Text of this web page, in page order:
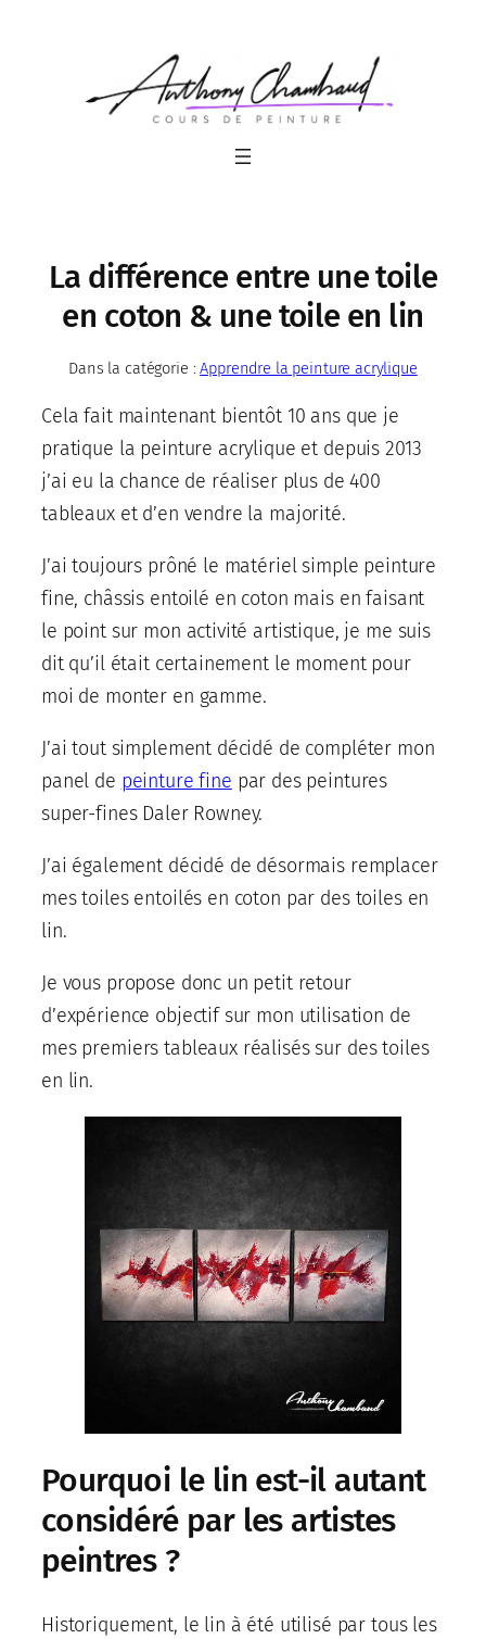
La différence entre une toile
en coton & une toile en lin
Dans la catégorie :Apprendre la peinture acrylique
Cela fait maintenant bientôt 10 ans que je
pratique la peinture acrylique et depuis 2013
j’ai eu la chance de réaliser plus de 400
tableaux et d’en vendre la majorité.
J’ai toujours prôné le matériel simple peinture
fine, châssis entoilé en coton mais en faisant
le point sur mon activité artistique, je me suis
dit qu’il était certainement le moment pour
moi de monter en gamme.
J’ai tout simplement décidé de compléter mon
panel de peinture fine par des peintures
super-fines Daler Rowney.
J’ai également décidé de désormais remplacer
mes toiles entoilés en coton par des toiles en
lin.
Je vous propose donc un petit retour
d’expérience objectif sur mon utilisation de
mes premiers tableaux réalisés sur des toiles
en lin.
Pourquoi le lin est-il autant
considéré par les artistes
peintres ?
Historiquement, le lin à été utilisé par tous les